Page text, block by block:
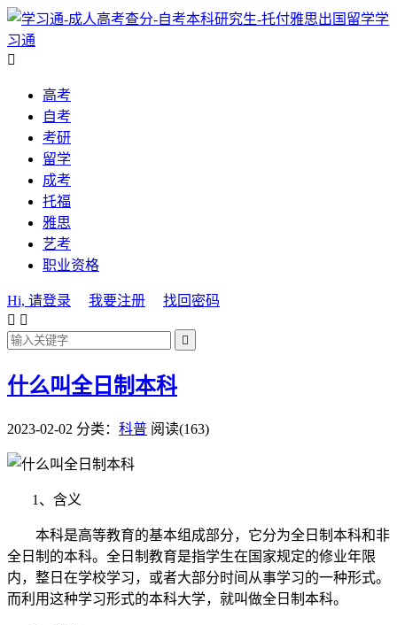
学
习通

高考
自考
考研
留学
成考
托福
雅思
艺考
职业资格
Hi, 请登录 我要注册
找回密码
 

什么叫全日制本科
2023-02-02 分类： 科普 阅读(163)
1、含义
本科是高等教育的基本组成部分，它分为全日制本科和非
全日制的本科。全日制教育是指学生在国家规定的修业年限
内，整日在学校学习，或者大部分时间从事学习的一种形式。
而利用这种学习形式的本科大学，就叫做全日制本科。